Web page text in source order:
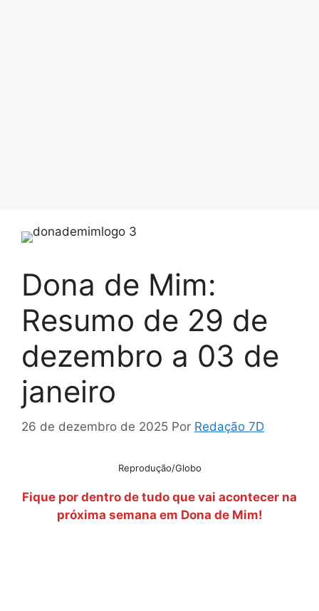
Dona de Mim:
Resumo de 29 de
dezembro a 03 de
janeiro
26 de dezembro de 2025 Por Redação 7D
Reprodução/Globo
Fique por dentro de tudo que vai acontecer na
próxima semana em Dona de Mim!